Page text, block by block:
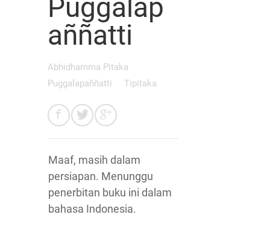
Puggalap
aññatti
Abhidhamma Pitaka
Puggalapaññatti
Tipitaka
Maaf, masih dalam
persiapan. Menunggu
penerbitan buku ini dalam
bahasa Indonesia.